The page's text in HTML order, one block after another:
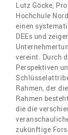
Lutz Göcke,
Hochchule
einen
DEEs und
vereint. Durch
Perspektiven
Rahmen, der
Rahmen
die die
zukünftige